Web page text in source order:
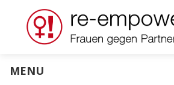
MENU